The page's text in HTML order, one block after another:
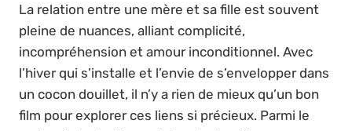
La relation entre une mère et sa fille est souvent
pleine de nuances, alliant complicité,
incompréhension et amour inconditionnel. Avec
l’hiver qui s’installe et l’envie de s’envelopper dans
un cocon douillet, il n’y a rien de mieux qu’un bon
film pour explorer ces liens si précieux. Parmi le